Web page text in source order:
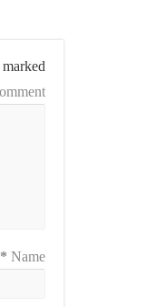
Name
*